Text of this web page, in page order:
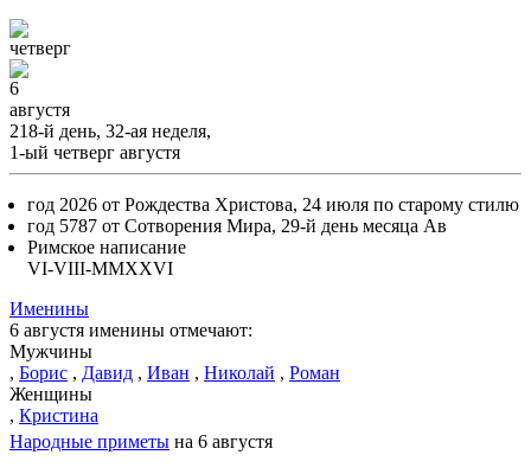
четверг
6
августя
218-й день, 32-ая неделя,
1-ый четверг августя
год 2026 от Рождества Христова, 24 июля по старому стилю
год 5787 от Сотворения Мира, 29-й день месяца Ав
Римское написание
VI-VIII-MMXXVI
Именины
6 августя именины отмечают:
Мужчины
, Борис , Давид , Иван , Николай , Роман
Женщины
, Кристина
Народные приметы на 6 августя